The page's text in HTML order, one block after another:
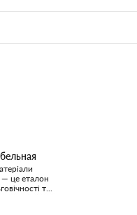
— це еталон
т...